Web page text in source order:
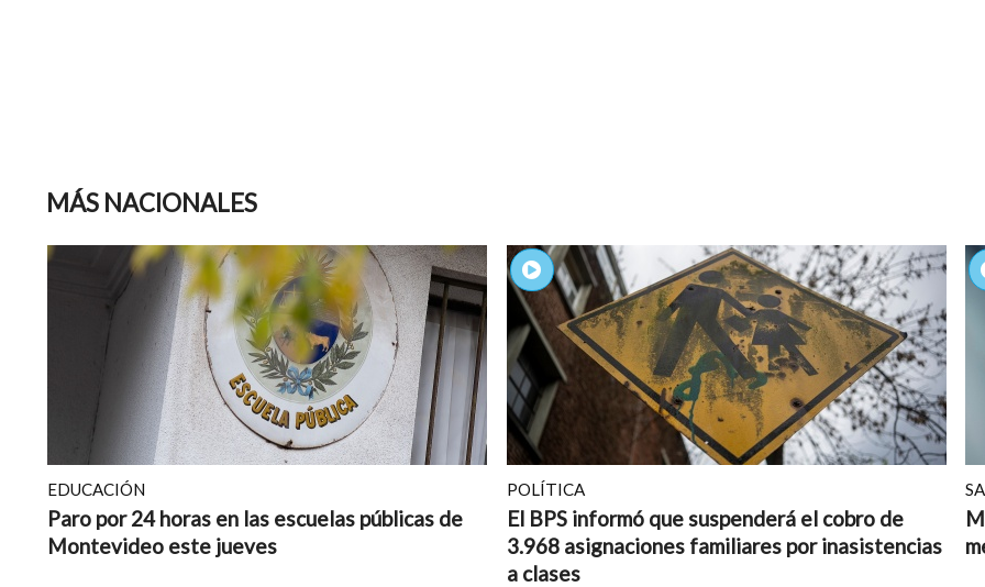
MÁS NACIONALES
EDUCACIÓN
Paro por 24 horas en las escuelas públicas de
Montevideo este jueves
POLÍTICA
El BPS informó que suspenderá el cobro de
3.968 asignaciones familiares por inasistencias
a clases